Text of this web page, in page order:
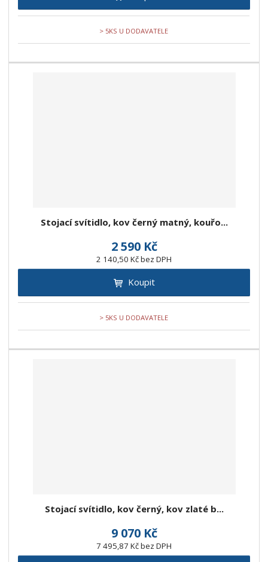
> 5KS U DODAVATELE
Stojací svítidlo, kov černý matný, kouřo...
2 590 Kč
2 140,50 Kč bez DPH
Koupit
> 5KS U DODAVATELE
Stojací svítidlo, kov černý, kov zlaté b...
9 070 Kč
7 495,87 Kč bez DPH